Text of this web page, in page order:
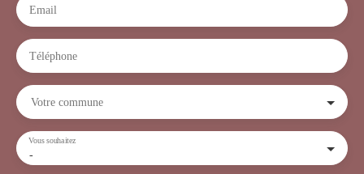
Email
Téléphone
Votre commune
-
Vous souhaitez